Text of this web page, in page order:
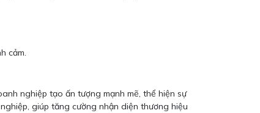
cảm.
nghiệp tạo ấn tượng mạnh mẽ, thể hiện sự
giúp tăng cường nhận diện thương hiệu